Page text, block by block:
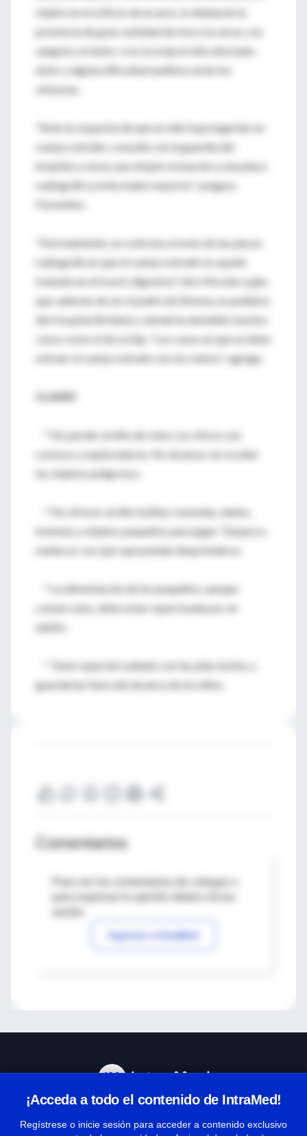
objeto en el orificio de la nariz, lo delatarán la
presencia de gran cantidad de moco (a veces con
sangre) y el dolor; si es la oreja el sitio afectado,
dolor y alguna dificultad auditiva serán los
síntomas.
"Ante la sospecha de que un niño haya ingerido un
cuerpo extraño, consulte con la guardia del
hospital, a veces una simple revisación y una placa
radiográfica evita males mayores", asegura
Fiorentino.
"Normalmente, se controla a través de las placas
radiográficas que el cuerpo extraño no quede
trabado en el tracto digestivo", dice Nicolás Luján,
que, además de ser el padre de Simona, es pediatra
del Hospital Británico, donde ha atendido muchos
casos como el de su hija. "Los casos en que se debe
extraer el cuerpo extraño son los menos", agrega.
CLAVES
* No perder al niño de vista. Los chicos son
curiosos y exploradores. No alcanza con ocultar
los objetos peligrosos.
* No ofrecer al niño bolitas, monedas, dados,
botones y objetos pequeños para jugar. Tampoco,
muñecos con ojos que puedan desprenderse.
* La alimentación de los pequeños, aunque
coman solos, debe estar supervisada por un
adulto.
* Tener especial cuidado con las pilas botón, y
guardarlas fuera del alcance de los niños.
Comentarios
Para ver los comentarios de colegas o
Ingresar a IntraMed
¡Acceda a todo el contenido de IntraMed!
Regístrese o inicie sesión para acceder a contenido exclusivo